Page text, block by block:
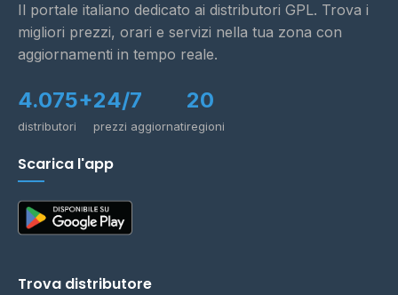
Il portale italiano dedicato ai distributori GPL. Trova i
migliori prezzi, orari e servizi nella tua zona con
aggiornamenti in tempo reale.
4.075+
distributori
24/7
prezzi aggiornati
20
regioni
Scarica l'app
Trova distributore